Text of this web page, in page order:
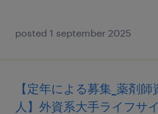
posted 1 september 2025
【定年による募集_薬剤
人】外資系大手ライフ